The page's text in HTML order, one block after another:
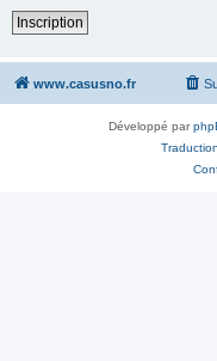
Inscription
www.casusno.fr
Développé par